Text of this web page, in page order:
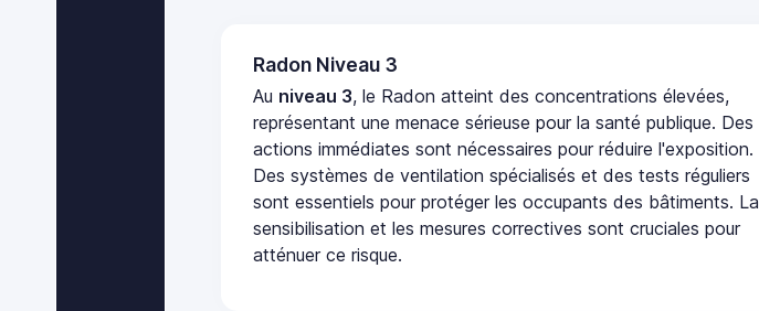
Radon Niveau 3
Au niveau 3, le Radon atteint des concentrations élevées,
représentant une menace sérieuse pour la santé publique. Des
actions immédiates sont nécessaires pour réduire l'exposition.
Des systèmes de ventilation spécialisés et des tests réguliers
sont essentiels pour protéger les occupants des bâtiments. La
sensibilisation et les mesures correctives sont cruciales pour
atténuer ce risque.